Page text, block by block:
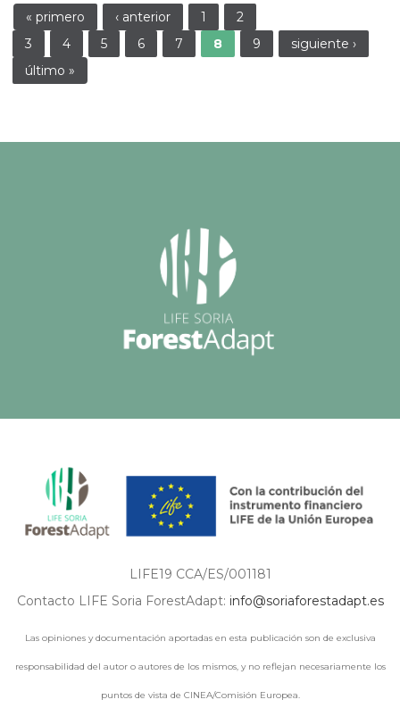
Páginas
« primero ‹ anterior 1
2
3
4 5 6 7 8 9
siguiente ›
último »
LIFE19 CCA/ES/001181
Contacto LIFE Soria ForestAdapt: info@soriaforestadapt.es
Las opiniones y documentación aportadas en esta publicación son de exclusiva
responsabilidad del autor o autores de los mismos, y no reflejan necesariamente los
puntos de vista de CINEA/Comisión Europea.